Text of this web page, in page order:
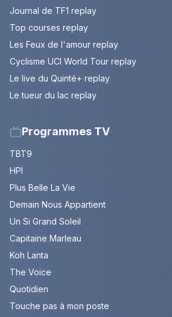
Journal de TF1 replay
Top courses replay
Les Feux de l'amour replay
Cyclisme UCI World Tour replay
Le live du Quinté+ replay
Le tueur du lac replay
Programmes TV
TBT9
HPI
Plus Belle La Vie
Demain Nous Appartient
Un Si Grand Soleil
Capitaine Marleau
Koh Lanta
The Voice
Quotidien
Touche pas à mon poste